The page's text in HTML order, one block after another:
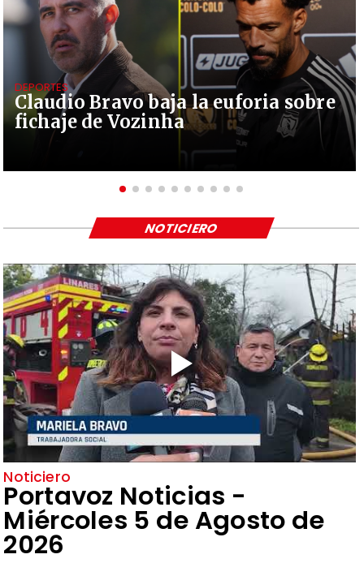
Claudio Bravo baja la euforia sobre
fichaje de Vozinha
DEPORTES
Noticiero
Portavoz Noticias -
Miércoles 5 de Agosto de
2026
NOTICIERO